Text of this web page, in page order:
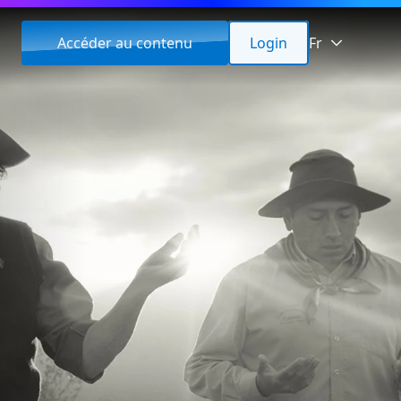
Accéder au contenu Login Fr